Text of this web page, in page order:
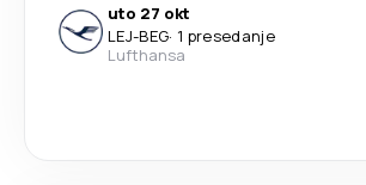
uto 27 okt
LEJ-BEG· 1 presedanje
Lufthansa